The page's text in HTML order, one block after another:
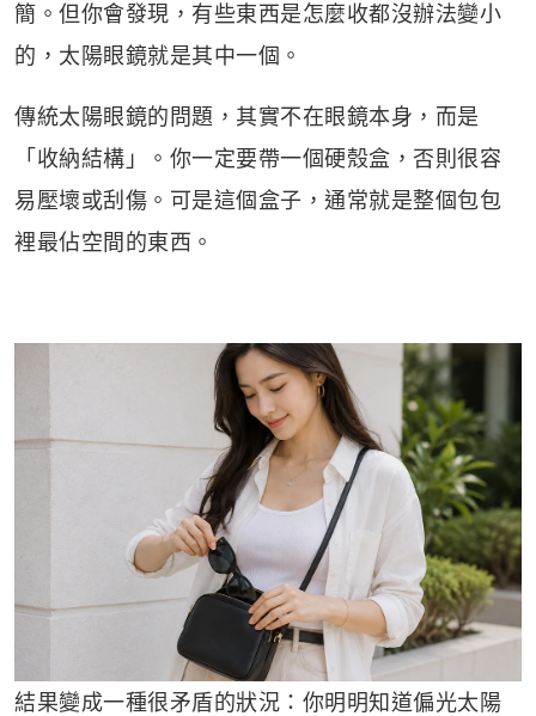
簡。但你會發現，有些東西是怎麼收都沒辦法變小
的，太陽眼鏡就是其中一個。
傳統太陽眼鏡的問題，其實不在眼鏡本身，而是
「收納結構」。你一定要帶一個硬殼盒，否則很容
易壓壞或刮傷。可是這個盒子，通常就是整個包包
裡最佔空間的東西。
結果變成一種很矛盾的狀況：你明明知道偏光太陽